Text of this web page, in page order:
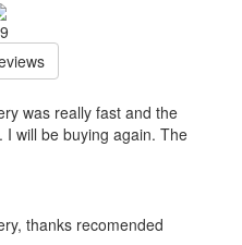
was really fast and the
will be buying again. The
thanks recomended